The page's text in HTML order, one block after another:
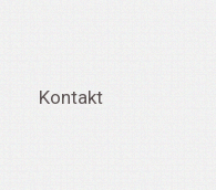
Kontakt